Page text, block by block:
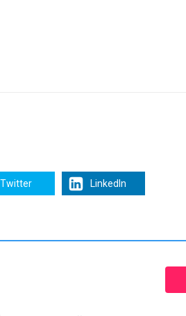
Twitter LinkedIn